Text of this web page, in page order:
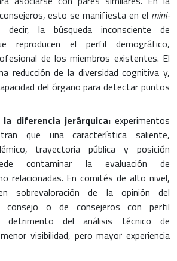
esto se manifiesta en el mini-
la búsqueda inconsciente de
reproducen el perfil demográfico,
de los miembros existentes. El
reducción de la diversidad cognitiva y,
del órgano para detectar puntos
diferencia jerárquica:experimentos
que una característica saliente,
trayectoria pública y posición
contaminar la evaluación de
relacionadas. En comités de alto nivel,
sobrevaloración de la opinión del
consejo o de consejeros con perfil
detrimento del análisis técnico de
visibilidad, pero mayor experiencia